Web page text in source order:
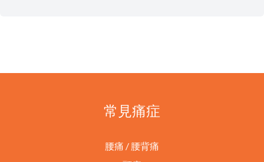
常見痛症
腰痛 / 腰背痛